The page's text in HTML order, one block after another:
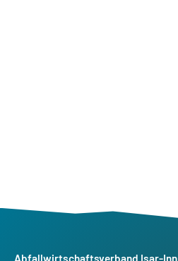
Abfallwirtschaftsverband Isar-Inn